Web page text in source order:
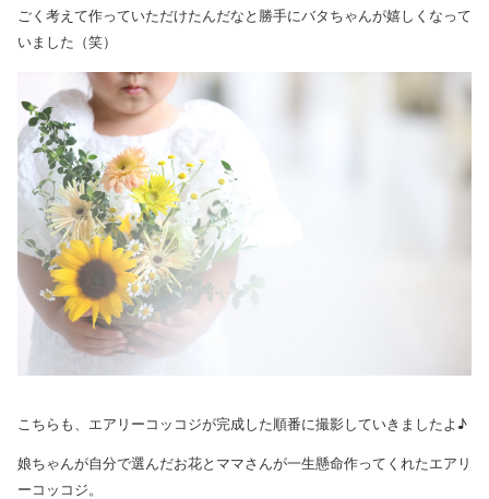
ごく考えて作っていただけたんだなと勝手にバタちゃんが嬉しくなって
いました（笑）
こちらも、エアリーコッコジが完成した順番に撮影していきましたよ♪
娘ちゃんが自分で選んだお花とママさんが一生懸命作ってくれたエアリ
ーコッコジ。